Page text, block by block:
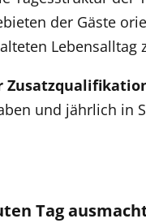
der Gäste
Lebensalltag
und jährlich in
Tag